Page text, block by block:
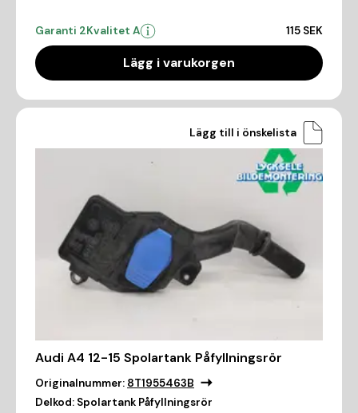
Garanti 2Kvalitet A 115 SEK
Lägg i varukorgen
Lägg till i önskelista
Audi A4 12-15 Spolartank Påfyllningsrör
Originalnummer: 8T1955463B
Delkod: Spolartank Påfyllningsrör